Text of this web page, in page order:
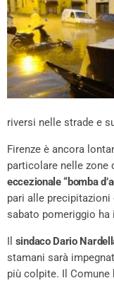
riversi nelle strade e
Firenze è ancora
particolare nelle zone
eccezionale “bomba
pari alle
sabato pomeriggio
Il sindaco Dario
stamani sarà
più colpite. Il Comune